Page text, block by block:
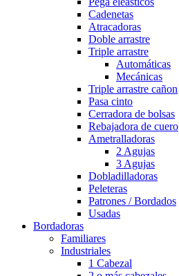
Cadenetas
Atracadoras
Doble arrastre
Triple arrastre
Automáticas
Mecánicas
Triple arrastre cañon
Pasa cinto
Cerradora de bolsas
Rebajadora de cuero
Ametralladoras
2 Agujas
3 Agujas
Dobladilladoras
Peleteras
Patrones / Bordados
Usadas
Bordadoras
Familiares
Industriales
1 Cabezal